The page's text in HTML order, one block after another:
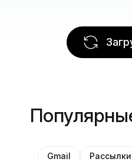
Gmail Рассылки